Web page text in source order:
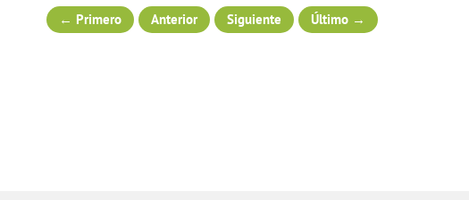
← Primero Anterior Siguiente Último →